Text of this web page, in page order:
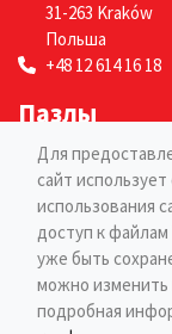
31-263 Kraków
Польша
+48 12 614 16 18
Пазлы
Для взрослых
Для детей
Страницы
Блог
Контакты
Для
сайт
использования
доступ к
уже быть
можно изменить
подробная